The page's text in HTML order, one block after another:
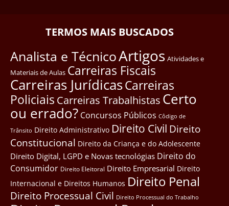
TERMOS MAIS BUSCADOS
Analista e TécnicoArtigos Atividades e
Materiais de Aulas Carreiras Fiscais
Carreiras JurídicasCarreiras
Policiais Carreiras Trabalhistas Certo
ou errado? Concursos Públicos Côdigo de
Trânsito Direito Administrativo Direito Civil Direito
Constitucional Direito da Criança e do Adolescente
Direito Digital, LGPD e Novas tecnológias Direito do
Consumidor Direito Eleitoral Direito Empresarial Direito
Internacional e Direitos Humanos Direito Penal
Direito Processual Civil Direito Processual do Trabalho